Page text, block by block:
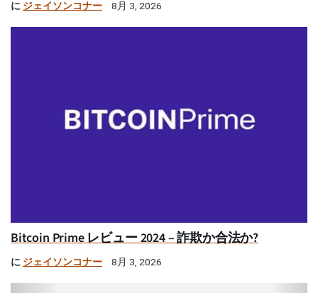
に ジェイソンコナー 8月 3, 2026
Bitcoin Prime レビュー 2024 – 詐欺か合法か?
に ジェイソンコナー 8月 3, 2026